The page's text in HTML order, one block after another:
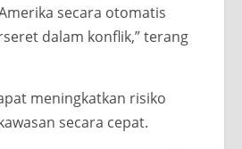
secara otomatis
dalam konflik,” terang
meningkatkan risiko
secara cepat.